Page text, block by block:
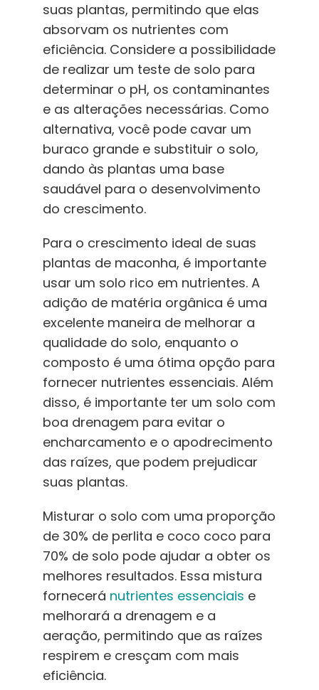
suas plantas, permitindo que elas
absorvam os nutrientes com
eficiência. Considere a possibilidade
de realizar um teste de solo para
determinar o pH, os contaminantes
e as alterações necessárias. Como
alternativa, você pode cavar um
buraco grande e substituir o solo,
dando às plantas uma base
saudável para o desenvolvimento
do crescimento.
Para o crescimento ideal de suas
plantas de maconha, é importante
usar um solo rico em nutrientes. A
adição de matéria orgânica é uma
excelente maneira de melhorar a
qualidade do solo, enquanto o
composto é uma ótima opção para
fornecer nutrientes essenciais. Além
disso, é importante ter um solo com
boa drenagem para evitar o
encharcamento e o apodrecimento
das raízes, que podem prejudicar
suas plantas.
Misturar o solo com uma proporção
de 30% de perlita e coco coco para
70% de solo pode ajudar a obter os
melhores resultados. Essa mistura
fornecerá nutrientes essenciais e
melhorará a drenagem e a
aeração, permitindo que as raízes
respirem e cresçam com mais
eficiência.